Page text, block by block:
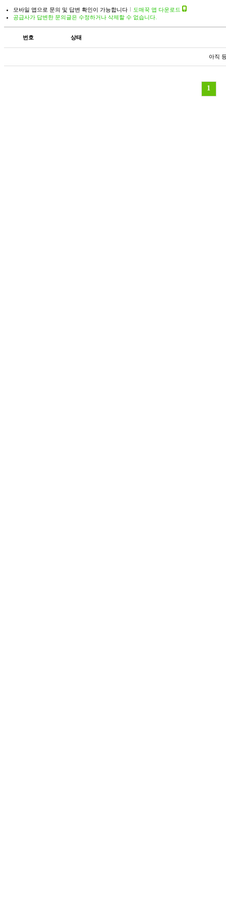
모바일 앱으로 문의 및 답변 확인이 가능합니다
도매꾹 앱 다운로드
공급사가 답변한 문의글은 수정하거나 삭제할 수 없습니다.
번호 상태
아직
1